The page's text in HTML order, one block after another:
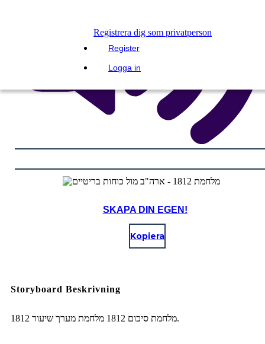
Registrera dig som privatperson
Register
Logga in
SKAPA DIN EGEN!
Kopiera
Storyboard Beskrivning
מלחמת סיכום 1812 מלחמת מערך שיעור 1812.